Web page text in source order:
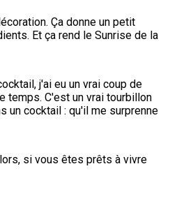
Ça donne un petit
Et ça rend le Sunrise de la
j'ai eu un vrai coup de
temps. C'est un vrai tourbillon
un cocktail : qu'il me surprenne
si vous êtes prêts à vivre